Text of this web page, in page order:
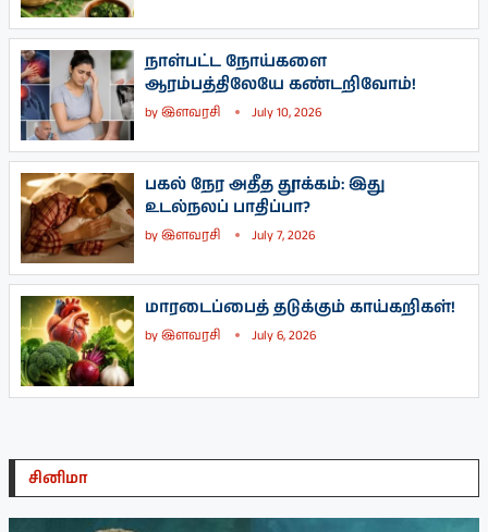
நாள்பட்ட நோய்களை
ஆரம்பத்திலேயே கண்டறிவோம்!
byஇளவரசி July 10, 2026
பகல் நேர அதீத தூக்கம்: இது
உடல்நலப் பாதிப்பா?
byஇளவரசி July 7, 2026
மாரடைப்பைத் தடுக்கும் காய்கறிகள்!
byஇளவரசி July 6, 2026
சினிமா